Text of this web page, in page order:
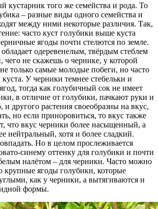
кустарник того же семейства и рода. То
– разные виды одного семейства и
между ними некоторые различия. Так,
часто куст голубики выше куста
ягоды почти стелются по земле.
одеревенелым, твёрдым стеблем
чего не скажешь о чернике, у которой
только самые молодые побеги, но часто
У черники темнее стебельки и
тогда как голубичный сок не имеет
в отличие от голубики, пачкают руки и
другого растения своеобразны на вкус,
но если приноровиться, то вкус также
что вкус черники более насыщенный, а
нейтральный, хотя и более сладкий.
Но в целом прослеживается
синему оттенку для голубики и почти
налётом – для черники. Часто можно
крупные ягоды голубики, которые
как у черники, а вытягиваются и
формы.